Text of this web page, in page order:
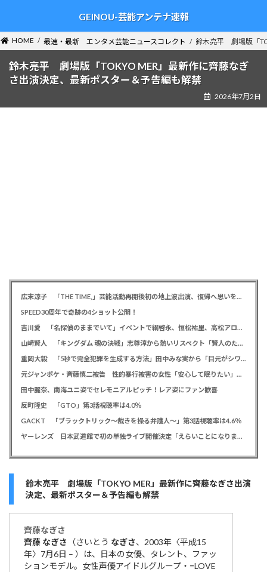
ン
ツ
ー
シ
GEINOU-芸能アンテナ速報
HOME 最速・最新 エンタメ芸能ニュースコレクト 鈴木亮平 劇場版「
鈴木亮平 劇場版「TOKYO MER」最新作に齊藤なぎ
さ出演決定、最新ポスター＆予告編も解禁
2026年7月2日
広末涼子 「THE TIME,」芸能活動再開後初の地上波出演、復帰へ思いを告白「自分の弱い部分だったり…」
SPEED30周年で奇跡の4ショット公開！
吉川愛 「名探偵のままでいて」イベントで綱啓永、恒松祐里、高松アロハと息ピッタリの仲良しトーク
山﨑賢人 「キングダム 魂の決戦」志尊淳から熱いリスペクト「賢人のためだったらみんな頑張る」
重岡大毅 「5秒で完全犯罪を生成する方法」田中みな実から「目元がシワシワ」とダメ出し連発されたことを暴露
元ジャンポケ・斉藤慎二被告 性的暴行被害の女性「安心して眠りたい」「何も恐れず外を歩きたい」
田中麗奈、南海ユニ姿でセレモニアルピッチ！レア姿にファン歓喜
反町隆史 「GTO」第3話視聴率は4.0％
GACKT 「ブラックトリック～裁きを操る弁護人～」第3話視聴率は4.6％
ヤーレンズ 日本武道館で初の単独ライブ開催決定「えらいことになりました！」
鈴木亮平 劇場版「TOKYO MER」最新作に齊藤なぎさ出演
決定、最新ポスター＆予告編も解禁
齊藤なぎさ
齊藤 なぎさ （さいとう なぎさ、2003年〈平成15
年〉7月6日 – ）は、日本の女優、タレント、ファッ
ションモデル。女性声優アイドルグループ・=LOVE